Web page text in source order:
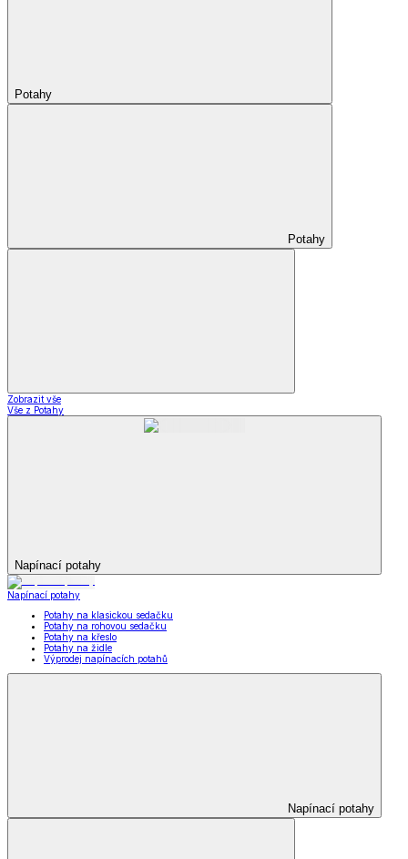
Potahy
Potahy
Zobrazit vše
Vše z Potahy
Napínací potahy
Napínací potahy
Potahy na klasickou sedačku
Potahy na rohovou sedačku
Potahy na křeslo
Potahy na židle
Výprodej napínacích potahů
Napínací potahy